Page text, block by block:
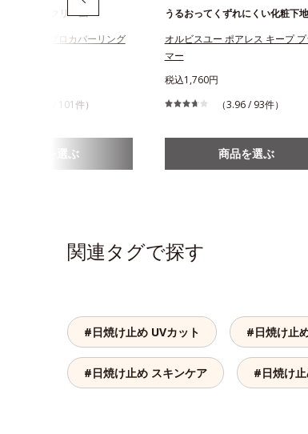
ためのBBクリーム
アンバー プロカバーリング
（3.95 / 101件）
商品を選ぶ
うるおってくずれにくい化粧下地
オルビスユー ポアレス キープ プ
マー
税込1,760円
（3.96 / 93件）
商品を選ぶ
関連タグで探す
#日焼け止め UVカット #日焼け止
#日焼け止め スキンケア #日焼け